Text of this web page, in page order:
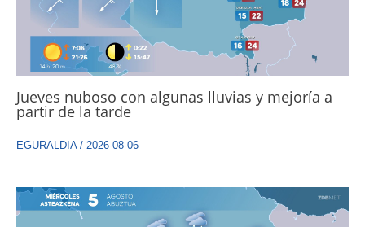
Jueves nuboso con algunas lluvias y mejoría a
partir de la tarde
EGURALDIA/ 2026-08-06